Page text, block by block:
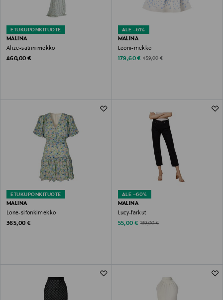
ETUKUPONKITUOTE
MALINA
Alize-satiinimekko
Original Price
460,00 €
ALE –61%
MALINA
Leoni-mekko
Discounted Price
179,60 € Original Price
459,00 €
ETUKUPONKITUOTE
MALINA
Lone-sifonkimekko
Original Price
365,00 €
ALE –60%
MALINA
Lucy-farkut
Discounted Price
55,00 € Original Price
139,00 €